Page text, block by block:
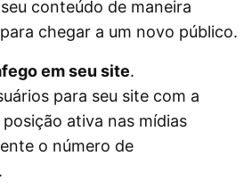
conteúdo de maneira
chegar a um novo público.
em seu site.
para seu site com a
posição ativa nas mídias
o número de